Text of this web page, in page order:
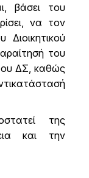
βάσει του
να τον
του
ΔΣ, καθώς
της
και την